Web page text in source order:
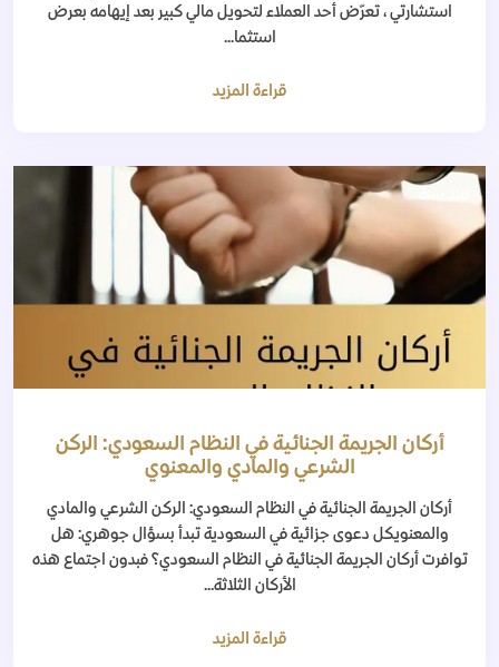
استشارتي ، تعرّض أحد العملاء لتحويل مالي كبير بعد إيهامه بعرض
استثما...
قراءة المزيد
أركان الجريمة الجنائية في النظام السعودي: الركن
الشرعي والمادي والمعنوي
أركان الجريمة الجنائية في النظام السعودي: الركن الشرعي والمادي
والمعنويكل دعوى جزائية في السعودية تبدأ بسؤال جوهري: هل
توافرت أركان الجريمة الجنائية في النظام السعودي؟ فبدون اجتماع هذه
الأركان الثلاثة...
قراءة المزيد